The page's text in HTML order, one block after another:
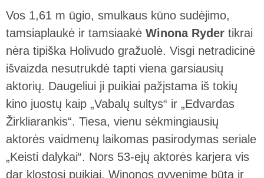
Vos 1,61 m ūgio, smulkaus kūno sudėjimo,
tamsiaplaukė ir tamsiaakė Winona Ryder tikrai
nėra tipiška Holivudo gražuolė. Visgi netradicinė
išvaizda nesutrukdė tapti viena garsiausių
aktorių. Daugeliui ji puikiai pažįstama iš tokių
kino juostų kaip „Vabalų sultys“ ir „Edvardas
Žirkliarankis“. Tiesa, vienu sėkmingiausių
aktorės vaidmenų laikomas pasirodymas seriale
„Keisti dalykai“. Nors 53-ejų aktorės karjera vis
dar klostosi puikiai, Winonos gyvenime būta ir